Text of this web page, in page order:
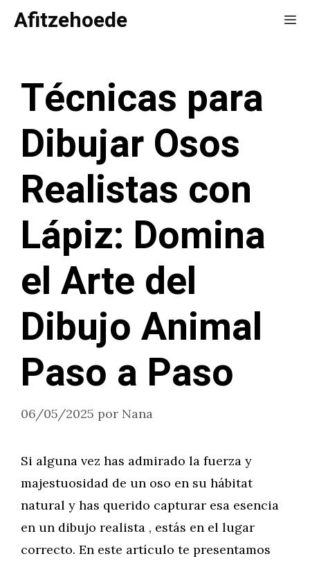
Saltar
Afitzehoede
Técnicas para
Dibujar Osos
Realistas con
Lápiz: Domina
el Arte del
Dibujo Animal
Paso a Paso
06/05/2025 por Nana
Si alguna vez has admirado la fuerza y
majestuosidad de un oso en su hábitat
natural y has querido capturar esa esencia
en un dibujo realista , estás en el lugar
correcto. En este artículo te presentamos